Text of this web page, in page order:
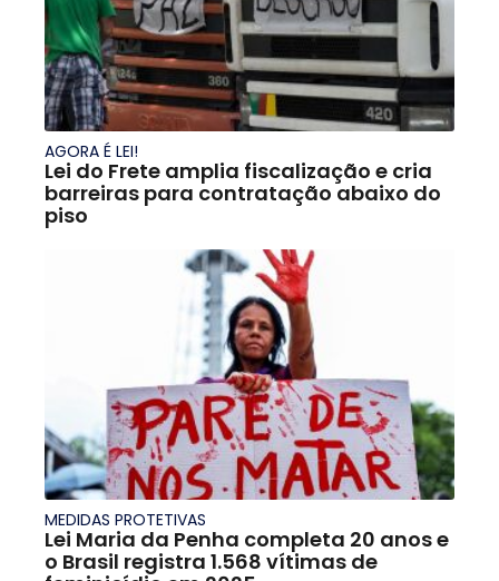
AGORA É LEI!
Lei do Frete amplia fiscalização e cria
barreiras para contratação abaixo do
piso
MEDIDAS PROTETIVAS
Lei Maria da Penha completa 20 anos e
o Brasil registra 1.568 vítimas de